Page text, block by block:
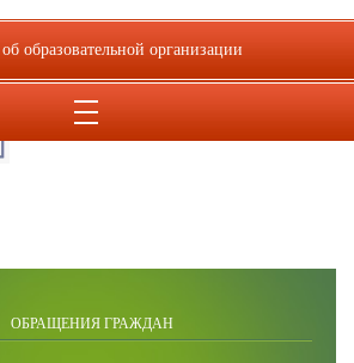
Семейный помощник
Просмотров всего: , сегодня
ОБРАЩЕНИЯ ГРАЖДАН
образовательной организации